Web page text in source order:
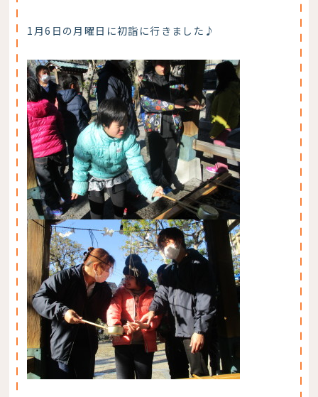
1月6日の月曜日に初詣に行きました♪